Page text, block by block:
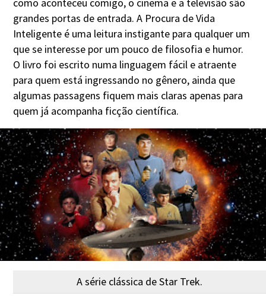
como aconteceu comigo, o cinema e a televisão são
grandes portas de entrada. A Procura de Vida
Inteligente é uma leitura instigante para qualquer um
que se interesse por um pouco de filosofia e humor.
O livro foi escrito numa linguagem fácil e atraente
para quem está ingressando no gênero, ainda que
algumas passagens fiquem mais claras apenas para
quem já acompanha ficção científica.
A série clássica de Star Trek.